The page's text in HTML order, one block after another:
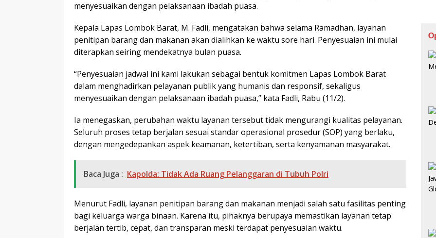
menyesuaikan dengan pelaksanaan ibadah puasa.
Kepala Lapas Lombok Barat, M. Fadli, mengatakan bahwa selama Ramadhan, layanan
penitipan barang dan makanan akan dialihkan ke waktu sore hari. Penyesuaian ini mulai
diterapkan seiring mendekatnya bulan puasa.
“Penyesuaian jadwal ini kami lakukan sebagai bentuk komitmen Lapas Lombok Barat
dalam menghadirkan pelayanan publik yang humanis dan responsif, sekaligus
menyesuaikan dengan pelaksanaan ibadah puasa,” kata Fadli, Rabu (11/2).
Ia menegaskan, perubahan waktu layanan tersebut tidak mengurangi kualitas pelayanan.
Seluruh proses tetap berjalan sesuai standar operasional prosedur (SOP) yang berlaku,
dengan mengedepankan aspek keamanan, ketertiban, serta kenyamanan masyarakat.
Baca Juga : Kapolda: Tidak Ada Ruang Pelanggaran di Tubuh Polri
Menurut Fadli, layanan penitipan barang dan makanan menjadi salah satu fasilitas penting
bagi keluarga warga binaan. Karena itu, pihaknya berupaya memastikan layanan tetap
berjalan tertib, cepat, dan transparan meski terdapat penyesuaian waktu.